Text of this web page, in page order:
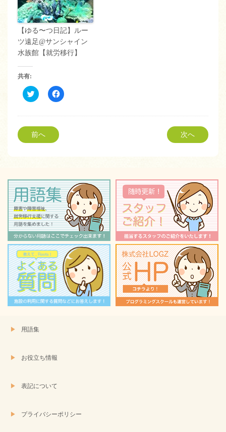
【ゆる〜つ日記】ルー
ツ遠足@サンシャイン
水族館【就労移行】
共有:
ク
リ
し
て
Twitter
で
共
ウ
ィ
ン
ド
ウ
で
開
き
ま
す)
Facebook
で
す
て
く
だ
さ
い
(新
し
い
ウ
ィ
ン
ド
ウ
で
開
き
ま
す)
前へ 次へ
用語集
お役立ち情報
表記について
プライバシーポリシー